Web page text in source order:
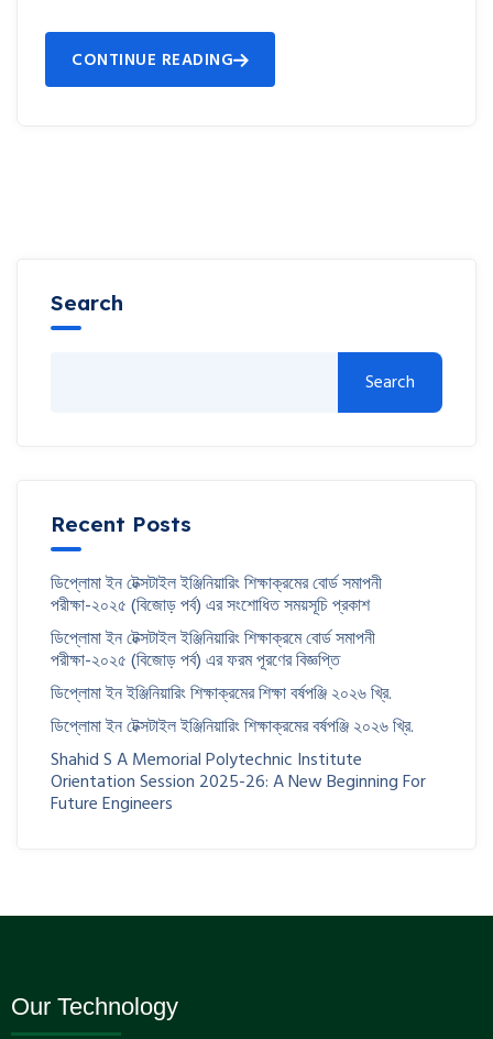
CONTINUE READING
Search
Search
Recent Posts
ডিপ্লোমা ইন টেক্সটাইল ইঞ্জিনিয়ারিং শিক্ষাক্রমের বোর্ড সমাপনী
পরীক্ষা-২০২৫ (বিজোড় পর্ব) এর সংশোধিত সময়সূচি প্রকাশ
ডিপ্লোমা ইন টেক্সটাইল ইঞ্জিনিয়ারিং শিক্ষাক্রমে বোর্ড সমাপনী
পরীক্ষা-২০২৫ (বিজোড় পর্ব) এর ফরম পূরণের বিজ্ঞপ্তি
ডিপ্লোমা ইন ইঞ্জিনিয়ারিং শিক্ষাক্রমের শিক্ষা বর্ষপঞ্জি ২০২৬ খ্রি.
ডিপ্লোমা ইন টেক্সটাইল ইঞ্জিনিয়ারিং শিক্ষাক্রমের বর্ষপঞ্জি ২০২৬ খ্রি.
Shahid S A Memorial Polytechnic Institute
Orientation Session 2025-26: A New Beginning For
Future Engineers
Our Technology